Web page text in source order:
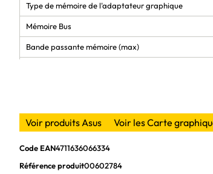
Type de mémoire de l'adaptateur graphique
Mémoire Bus
Bande passante mémoire (max)
Version HDMI
Quantité d'interface DisplayPorts
Version de DisplayPort
Voir produits Asus Voir les Carte
Code EAN4711636066334
Référence produit00602784